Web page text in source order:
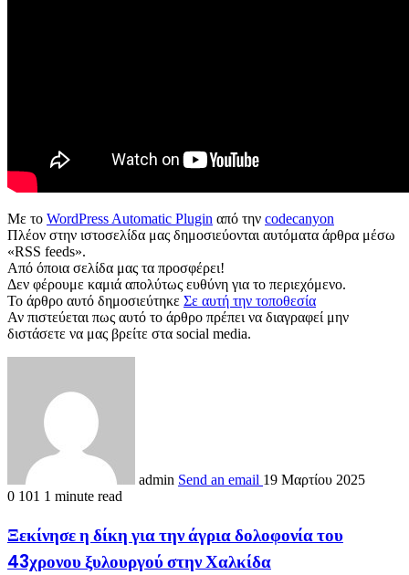
Με το WordPress Automatic Plugin από την codecanyon
Πλέον στην ιστοσελίδα μας δημοσιεύονται αυτόματα άρθρα μέσω
«RSS feeds».
Από όποια σελίδα μας τα προσφέρει!
Δεν φέρουμε καμιά απολύτως ευθύνη για το περιεχόμενο.
Το άρθρο αυτό δημοσιεύτηκε Σε αυτή την τοποθεσία
Αν πιστεύεται πως αυτό το άρθρο πρέπει να διαγραφεί μην
διστάσετε να μας βρείτε στα social media.
admin Send an email 19 Μαρτίου 2025
0 101 1 minute read
Ξεκίνησε η δίκη για την άγρια δολοφονία του
43χρονου ξυλουργού στην Χαλκίδα